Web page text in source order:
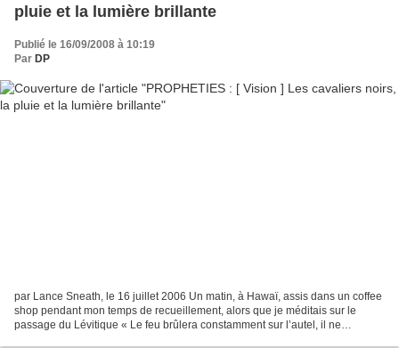
pluie et la lumière brillante
Publié le 16/09/2008 à 10:19
Par DP
par Lance Sneath, le 16 juillet 2006 Un matin, à Hawaï, assis dans un coffee
shop pendant mon temps de recueillement, alors que je méditais sur le
passage du Lévitique « Le feu brûlera constamment sur l’autel, il ne